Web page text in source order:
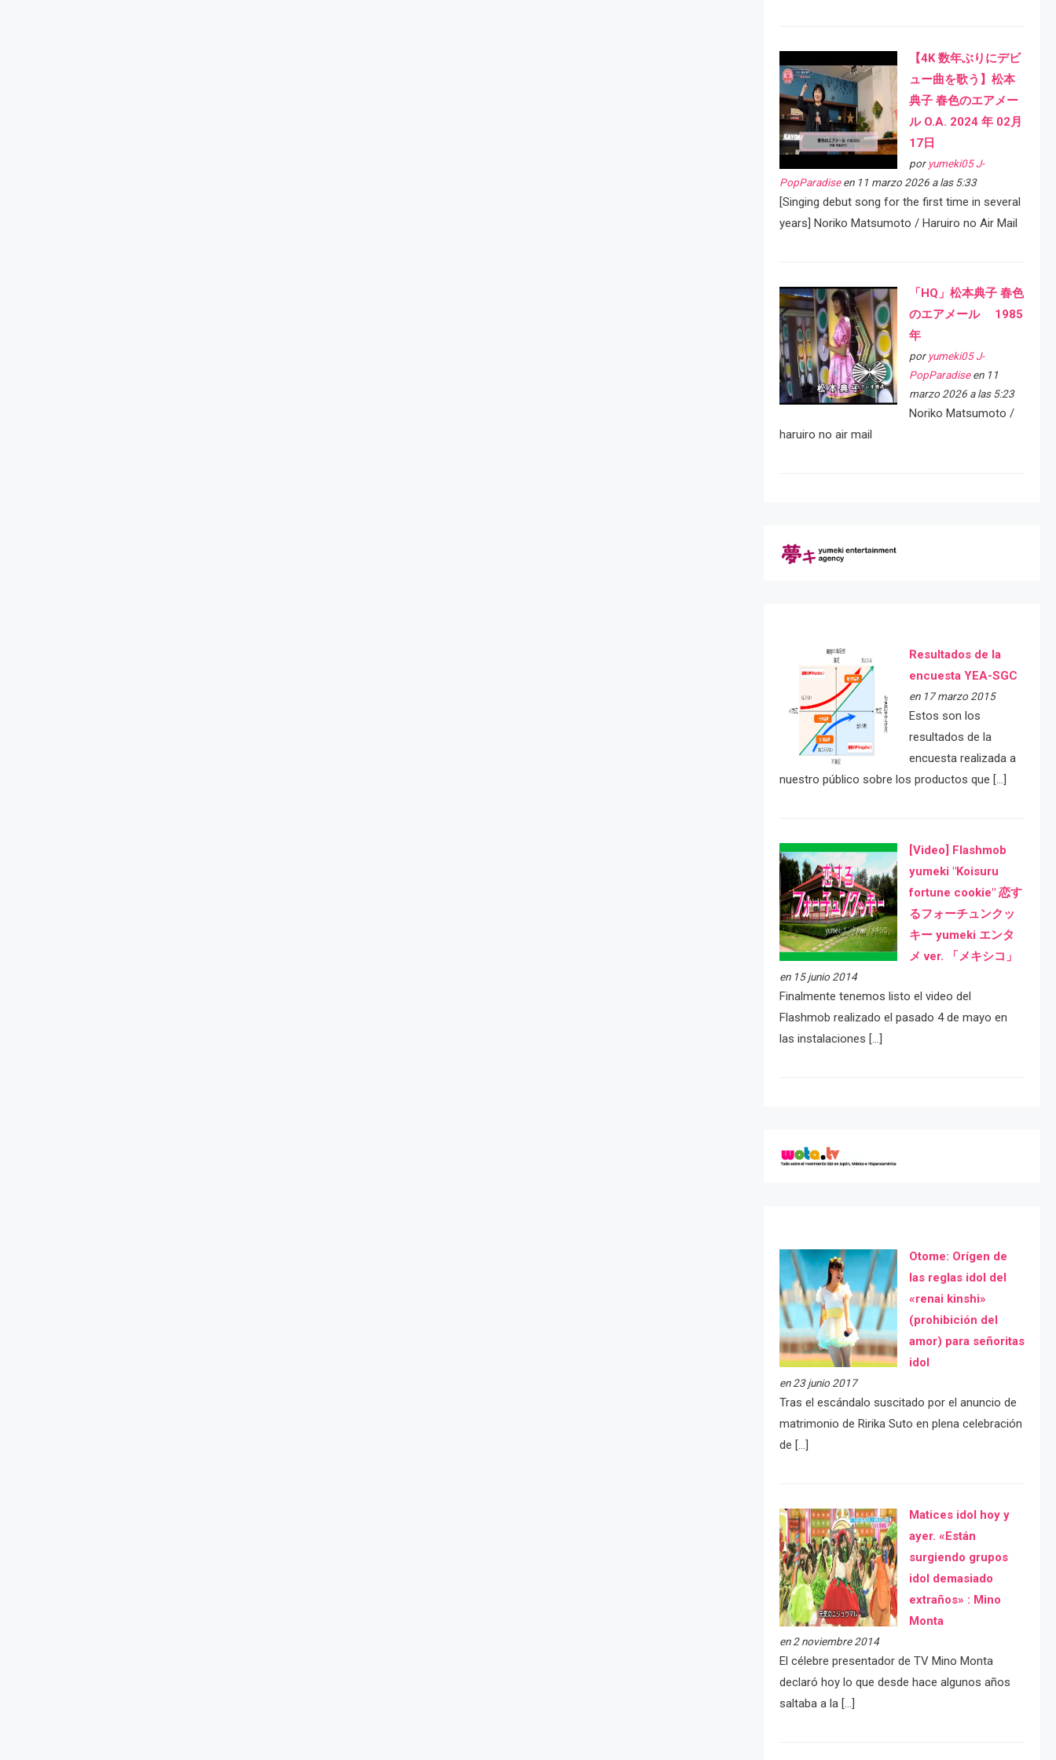
【4K 数年ぶりにデビ
ュー曲を歌う】松本
典子 春色のエアメー
ル O.A. 2024 年 02月
17日
por yumeki05 J-
PopParadiseen 11 marzo 2026 a las 5:33
[Singing debut song for the first time in several
years] Noriko Matsumoto / Haruiro no Air Mail
「HQ」松本典子 春色
のエアメール 1985
年
por yumeki05 J-
PopParadiseen 11
marzo 2026 a las 5:23
Noriko Matsumoto /
haruiro no air mail
Resultados de la
encuesta YEA-SGC
en 17 marzo 2015
Estos son los
resultados de la
encuesta realizada a
nuestro público sobre los productos que […]
[Video] Flashmob
yumeki "Koisuru
fortune cookie" 恋す
るフォーチュンクッ
キー yumeki エンタ
メ ver. 「メキシコ」
en 15 junio 2014
Finalmente tenemos listo el video del
Flashmob realizado el pasado 4 de mayo en
las instalaciones […]
Otome: Orígen de
las reglas idol del
«renai kinshi»
(prohibición del
amor) para señoritas
idol
en 23 junio 2017
Tras el escándalo suscitado por el anuncio de
matrimonio de Ririka Suto en plena celebración
de […]
Matices idol hoy y
ayer. «Están
surgiendo grupos
idol demasiado
extraños» : Mino
Monta
en 2 noviembre 2014
El célebre presentador de TV Mino Monta
declaró hoy lo que desde hace algunos años
saltaba a la […]